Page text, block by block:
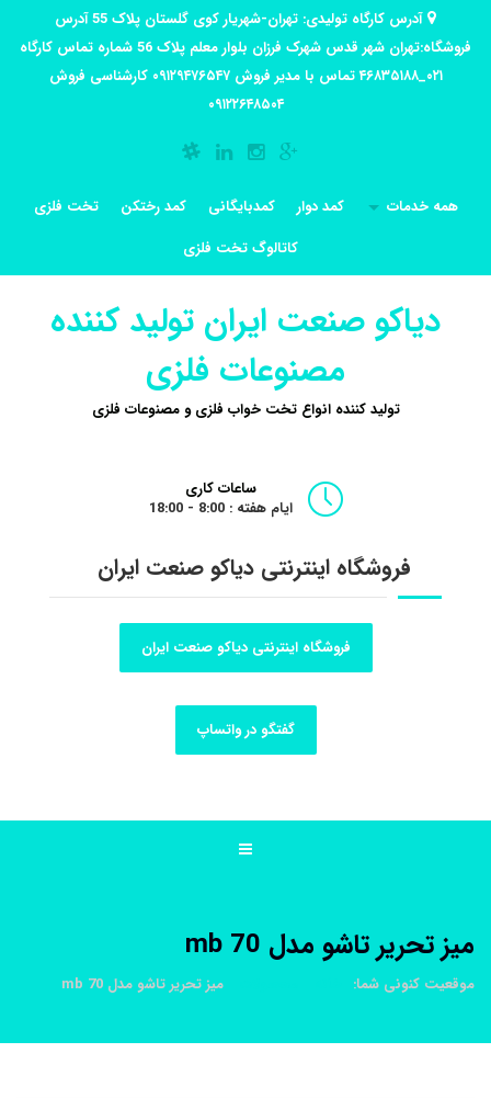
آدرس کارگاه تولیدی: تهران-شهریار کوی گلستان پلاک 55 آدرس
فروشگاه:تهران شهر قدس شهرک فرزان بلوار معلم پلاک 56 شماره تماس کارگاه
۰۲۱_۴۶۸۳۵۱۸۸ تماس با مدیر فروش ۰۹۱۲۹۴۷۶۵۴۷ کارشناسی فروش
۰۹۱۲۲۶۴۸۵۰۴
همه خدمات کمد دوار کمدبایگانی کمد رختکن
تخت فلزی
کاتالوگ تخت فلزی
دیاکو صنعت ایران تولید کننده
مصنوعات فلزی
تولید کننده انواع تخت خواب فلزی و مصنوعات فلزی
ساعات کاری
ایام هفته : 8:00 - 18:00
فروشگاه اینترنتی دیاکو صنعت ایران
فروشگاه اینترنتی دیاکو صنعت ایران
گفتگو در واتساپ
ميز تحرير تاشو مدل 70 mb
موقعیت کنونی شما: ميز تحرير تاشو مدل 70 mb